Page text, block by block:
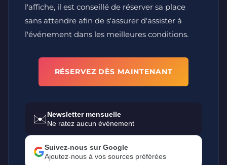
l'affiche, il est conseillé de réserver sa place
sans attendre afin de s'assurer d'assister à
l'événement dans les meilleures conditions.
RÉSERVEZ DÈS MAINTENANT
✉️Newsletter mensuelle
Ne ratez aucun événement
Suivez-nous sur Google
Ajoutez-nous à vos sources préférées